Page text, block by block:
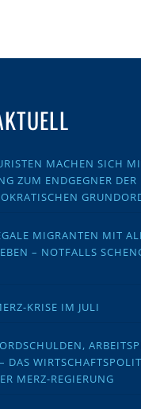
MACHEN SICH
ZUM ENDGEGNER DER
MIGRANTEN MIT
– NOTFALLS
KRISE IM JULI
DAS
MERZ-REGIERUNG